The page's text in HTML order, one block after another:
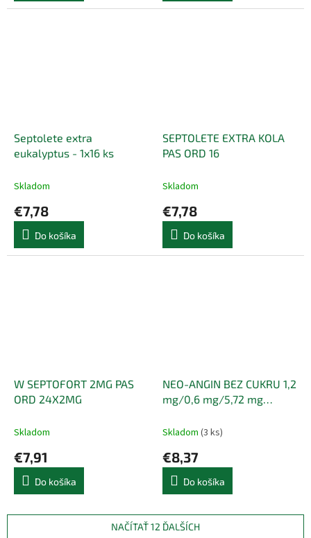
Septolete extra
eukalyptus - 1x16 ks
Skladom
€7,78
Do košíka
SEPTOLETE EXTRA KOLA
PAS ORD 16
Skladom
€7,78
Do košíka
W SEPTOFORT 2MG PAS
ORD 24X2MG
Skladom
€7,91
Do košíka
NEO-ANGIN BEZ CUKRU 1,2
mg/0,6 mg/5,72 mg
Skladom (3 ks)
€8,37
Do košíka
NAČÍTAŤ 12 ĎALŠÍCH